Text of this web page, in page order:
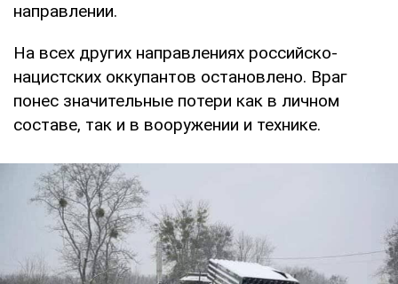
направлении.
На всех других направлениях российско-
нацистских оккупантов остановлено. Враг
понес значительные потери как в личном
составе, так и в вооружении и технике.